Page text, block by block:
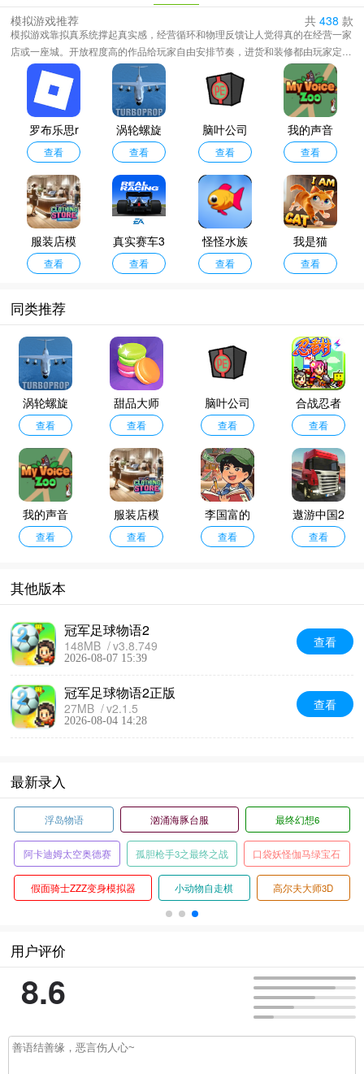
模拟游戏推荐
共 438 款
模拟游戏靠拟真系统撑起真实感，经营循环和物理反馈让人觉得真的在经营一家
店或一座城。开放程度高的作品给玩家自由安排节奏，进货和装修都由玩家定，
定价也由玩家把控，不必跟着任务线走。合集里既有经营农场和城市的经营模
拟，也有还原驾驶手感的载具模拟，两者都靠细节堆出真实。题材覆盖像素农场
和3D城市两类，跨度很大，大多免费下载，内购一般只解锁装饰或加速道具。
罗布乐思r
oblox
查看
涡轮螺旋
桨飞行模
拟器无限
金币版
查看
脑叶公司
汉化版
查看
我的声音
动物园中
文版
查看
服装店模
拟器中文
查看
真实赛车3
安卓版
查看
怪怪水族
馆手机版
查看
我是猫
查看
同类推荐
涡轮螺旋
桨飞行模
拟器无限
金币版
查看
甜品大师
查看
脑叶公司
汉化版
查看
合战忍者
村物语
查看
我的声音
动物园中
查看
服装店模
拟器中文
查看
李国富的
小日子
查看
遨游中国2
重制版
查看
其他版本
冠军足球物语2
148MB v3.8.749
2026-08-07 15:39
查看
冠军足球物语2正版
27MB v2.1.5
2026-08-04 14:28
查看
最新录入
浮岛物语 汹涌海豚台服 最终幻想6
阿卡迪姆太空奥德赛 孤胆枪手3之最终之战 口袋妖怪伽马绿宝石
假面骑士ZZZ变身模拟器 小动物自走棋 高尔夫大师3D
用户评价
8.6